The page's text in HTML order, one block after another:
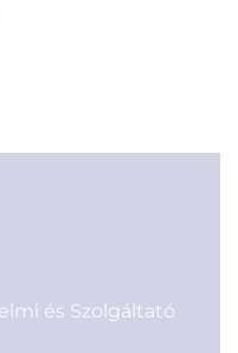
Ft.
és Szolgáltató